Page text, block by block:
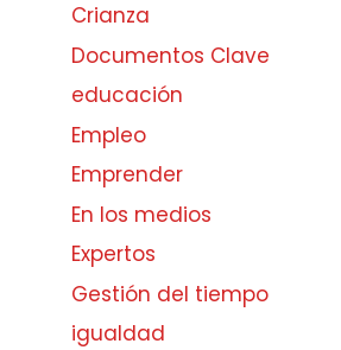
Crianza
Documentos Clave
educación
Empleo
Emprender
En los medios
Expertos
Gestión del tiempo
igualdad